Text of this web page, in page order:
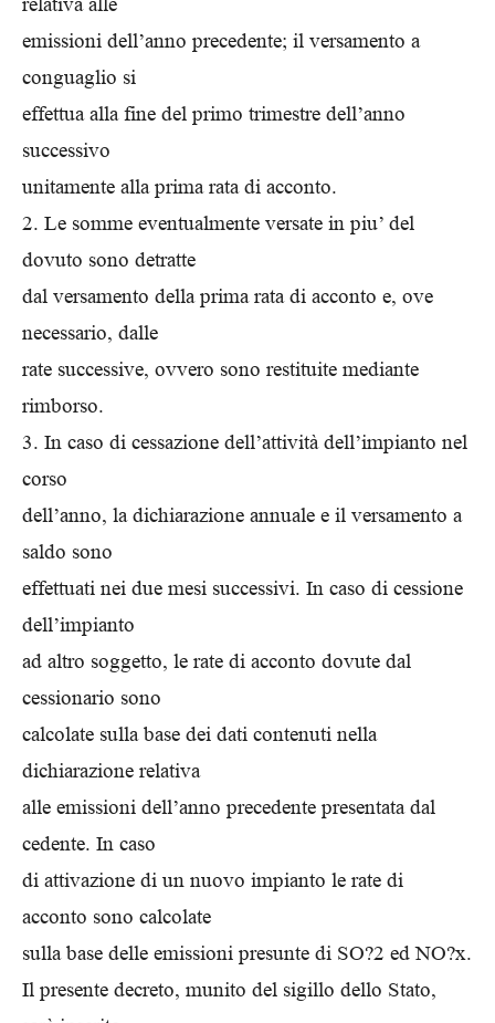
emissioni dell’anno precedente; il versamento a
conguaglio si
effettua alla fine del primo trimestre dell’anno
successivo
unitamente alla prima rata di acconto.
2. Le somme eventualmente versate in piu’ del
dovuto sono detratte
dal versamento della prima rata di acconto e, ove
necessario, dalle
rate successive, ovvero sono restituite mediante
rimborso.
3. In caso di cessazione dell’attività dell’impianto nel
corso
dell’anno, la dichiarazione annuale e il versamento a
saldo sono
effettuati nei due mesi successivi. In caso di cessione
dell’impianto
ad altro soggetto, le rate di acconto dovute dal
cessionario sono
calcolate sulla base dei dati contenuti nella
dichiarazione relativa
alle emissioni dell’anno precedente presentata dal
cedente. In caso
di attivazione di un nuovo impianto le rate di
acconto sono calcolate
sulla base delle emissioni presunte di SO?2 ed NO?x.
Il presente decreto, munito del sigillo dello Stato,